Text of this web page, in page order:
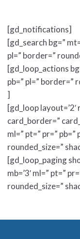
[gd_notifications]
[gd_search bg=”
pl=” border=”
[gd_loop_actions
pb=” pl=” border=”
]
[gd_loop
card_border=”
ml=” pt=” pr=”
rounded_size=”
[gd_loop_paging
mb=’3′ ml=” pt=”
rounded_size=”